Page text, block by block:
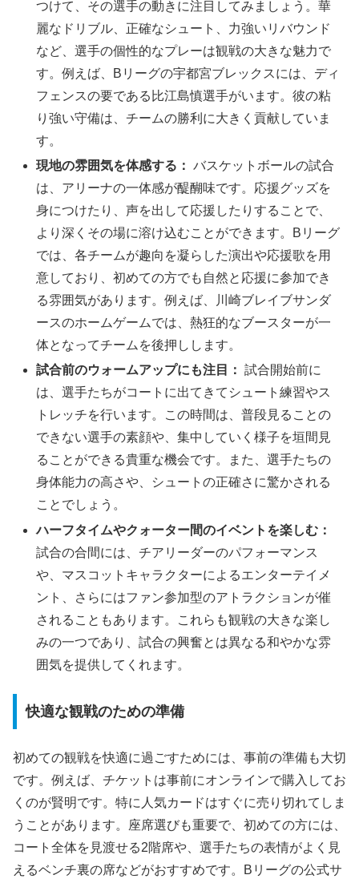
つけて、その選手の動きに注目してみましょう。華
麗なドリブル、正確なシュート、力強いリバウンド
など、選手の個性的なプレーは観戦の大きな魅力で
す。例えば、Bリーグの宇都宮ブレックスには、ディ
フェンスの要である比江島慎選手がいます。彼の粘
り強い守備は、チームの勝利に大きく貢献していま
す。
現地の雰囲気を体感する： バスケットボールの試合
は、アリーナの一体感が醍醐味です。応援グッズを
身につけたり、声を出して応援したりすることで、
より深くその場に溶け込むことができます。Bリーグ
では、各チームが趣向を凝らした演出や応援歌を用
意しており、初めての方でも自然と応援に参加でき
る雰囲気があります。例えば、川崎ブレイブサンダ
ースのホームゲームでは、熱狂的なブースターが一
体となってチームを後押しします。
試合前のウォームアップにも注目： 試合開始前に
は、選手たちがコートに出てきてシュート練習やス
トレッチを行います。この時間は、普段見ることの
できない選手の素顔や、集中していく様子を垣間見
ることができる貴重な機会です。また、選手たちの
身体能力の高さや、シュートの正確さに驚かされる
ことでしょう。
ハーフタイムやクォーター間のイベントを楽しむ：
試合の合間には、チアリーダーのパフォーマンス
や、マスコットキャラクターによるエンターテイメ
ント、さらにはファン参加型のアトラクションが催
されることもあります。これらも観戦の大きな楽し
みの一つであり、試合の興奮とは異なる和やかな雰
囲気を提供してくれます。
快適な観戦のための準備
初めての観戦を快適に過ごすためには、事前の準備も大切
です。例えば、チケットは事前にオンラインで購入してお
くのが賢明です。特に人気カードはすぐに売り切れてしま
うことがあります。座席選びも重要で、初めての方には、
コート全体を見渡せる2階席や、選手たちの表情がよく見
えるベンチ裏の席などがおすすめです。Bリーグの公式サ